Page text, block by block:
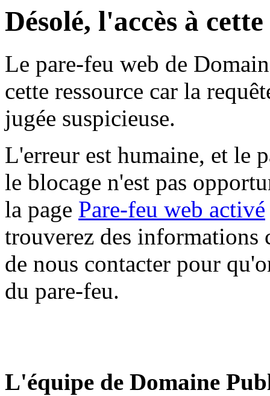
Désolé, l'accès à
Le pare-feu web de
cette ressource car la
jugée suspicieuse.
L'erreur est humaine, et le
le blocage n'est pas
la page Pare-feu web activé
trouverez des informations
de nous contacter pour
du pare-feu.
L'équipe de Domaine